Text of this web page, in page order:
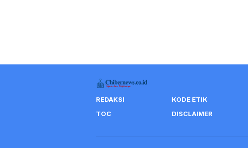
REDAKSI KODE ETIK
TOC
DISCLAIMER